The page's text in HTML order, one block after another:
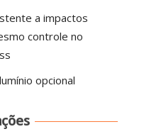
a impactos
controle no
opcional